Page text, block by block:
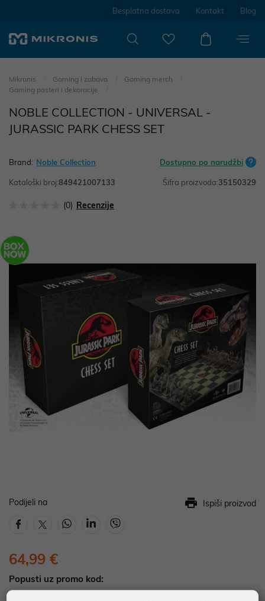
Besplatna dostava Kontakt Blog
Mikronis Gaming i zabava
Gaming merch
Gaming posteri i dekoracije
NOBLE COLLECTION - UNIVERSAL -
JURASSIC PARK CHESS SET
Brand: Noble Collection Dostupno po narudžbi
Kataloški broj:849421007133 Šifra proizvoda:35150329
(0) Recenzije
Podijeli na Ispiši proizvod
64,99 €
Popusti uz promo kod: